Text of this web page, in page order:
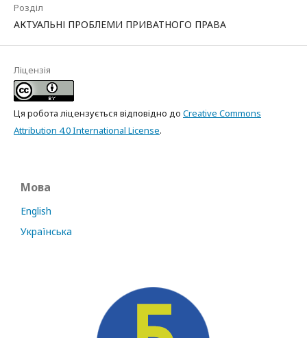
Розділ
АКТУАЛЬНІ ПРОБЛЕМИ ПРИВАТНОГО ПРАВА
Ліцензія
Ця робота ліцензується відповідно до Creative Commons
Attribution 4.0 International License.
Мова
English
Українська